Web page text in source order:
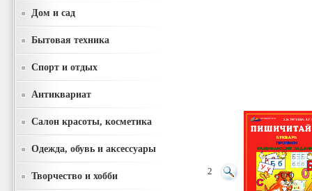
Дом и сад
Бытовая техника
Спорт и отдых
Антиквариат
Салон красоты, косметика
Одежда, обувь и аксессуары
Творчество и хобби 2